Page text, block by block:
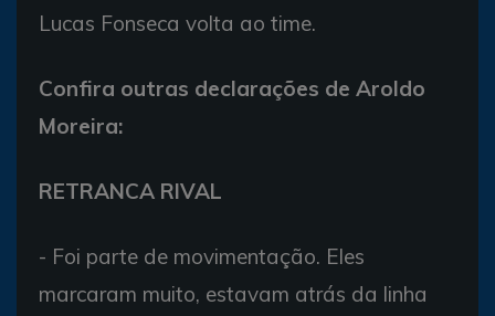
Lucas Fonseca volta ao time.
Confira outras declarações de Aroldo
Moreira:
RETRANCA RIVAL
- Foi parte de movimentação. Eles
marcaram muito, estavam atrás da linha